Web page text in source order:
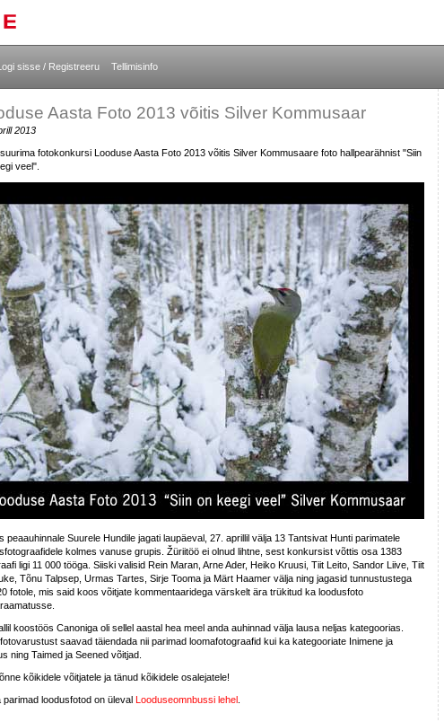
sisse / Registreeru Tellimisinfo
Aasta Foto 2013 võitis Silver Kommusaar
2013
fotokonkursi Looduse Aasta Foto 2013 võitis Silver Kommusaare foto hallpearähnist "Siin
veel".
peaauhinnale Suurele Hundile jagati laupäeval, 27. aprillil välja 13 Tantsivat Hunti parimatele
kolmes vanuse grupis. Žüriitöö ei olnud lihtne, sest konkursist võttis osa 1383
ligi 11 000 tööga. Siiski valisid Rein Maran, Arne Ader, Heiko Kruusi, Tiit Leito, Sandor Liive, Tiit
Tõnu Talpsep, Urmas Tartes, Sirje Tooma ja Märt Haamer välja ning jagasid tunnustustega
fotole, mis said koos võitjate kommentaaridega värskelt ära trükitud ka loodusfoto
koostöös Canoniga oli sellel aastal hea meel anda auhinnad välja lausa neljas kategoorias.
saavad täiendada nii parimad loomafotograafid kui ka kategooriate Inimene ja
ning Taimed ja Seened võitjad.
kõikidele võitjatele ja tänud kõikidele osalejatele!
parimad loodusfotod on üleval Looduseomnbussi lehel.